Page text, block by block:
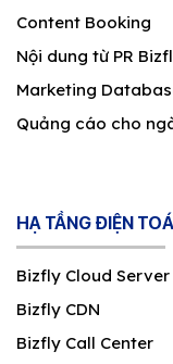
Content Booking
Nội dung từ PR
Marketing
Quảng cáo cho
HẠ TẦNG ĐIỆN
Bizfly Cloud Server
Bizfly CDN
Bizfly Call Center